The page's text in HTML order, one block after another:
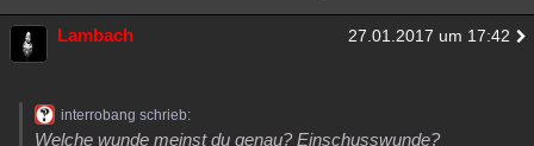
Lambach 27.01.2017 um 17:42
interrobang schrieb:
Welche wunde meinst du genau? Einschusswunde?